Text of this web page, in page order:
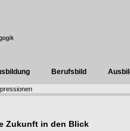
Berufsbild
Zukunft in den Blick